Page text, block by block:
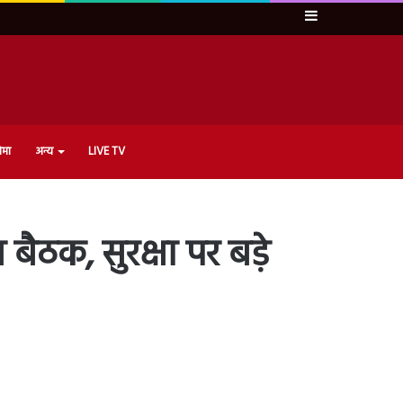
Sidebar
अन्य LIVE TV
बैठक, सुरक्षा पर बड़े